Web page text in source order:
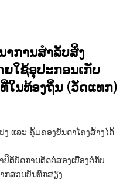
ການສໍາລັບສິ່ງ
ໃຊ້ອຸປະກອນເກັບ
ໃນທ້ອງຖິ່ນ (ວັດແທກ)
ແລະ ຄຸ້ມຄອງບັນດາໂຄງສ້າງໄດ້
ຕິບັດການຕິດຕໍ່ສອງເບື້ອງຕໍ່ກັບ
ກສ່ວນບັນທຶກສຽງ